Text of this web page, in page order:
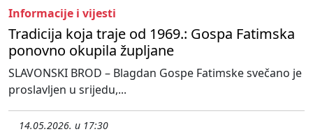
Informacije i vijesti
Tradicija koja traje od 1969.: Gospa Fatimska
ponovno okupila župljane
SLAVONSKI BROD – Blagdan Gospe Fatimske svečano je
proslavljen u srijedu,...
14.05.2026. u 17:30